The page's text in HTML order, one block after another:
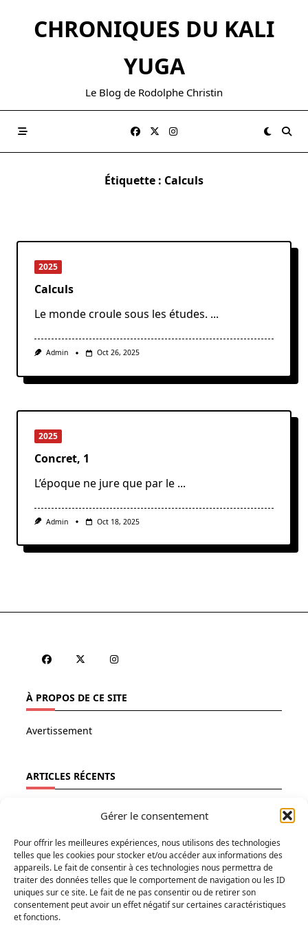
Gérer le consentement
Pour offrir les meilleures expériences, nous utilisons des technologies
telles que les cookies pour stocker et/ou accéder aux informations des
appareils. Le fait de consentir à ces technologies nous permettra de
traiter des données telles que le comportement de navigation ou les ID
uniques sur ce site. Le fait de ne pas consentir ou de retirer son
consentement peut avoir un effet négatif sur certaines caractéristiques
et fonctions.
contentCHRONIQUES DU KALI
YUGA
Le Blog de Rodolphe Christin
Étiquette : Calculs
2025
Calculs
Le monde croule sous les études. ...
Admin Oct 26, 2025
2025
Concret, 1
L’époque ne jure que par le ...
Admin Oct 18, 2025
À PROPOS DE CE SITE
Avertissement
ARTICLES RÉCENTS
Vertiges
Temps libre
Refuges
RECHERCHER